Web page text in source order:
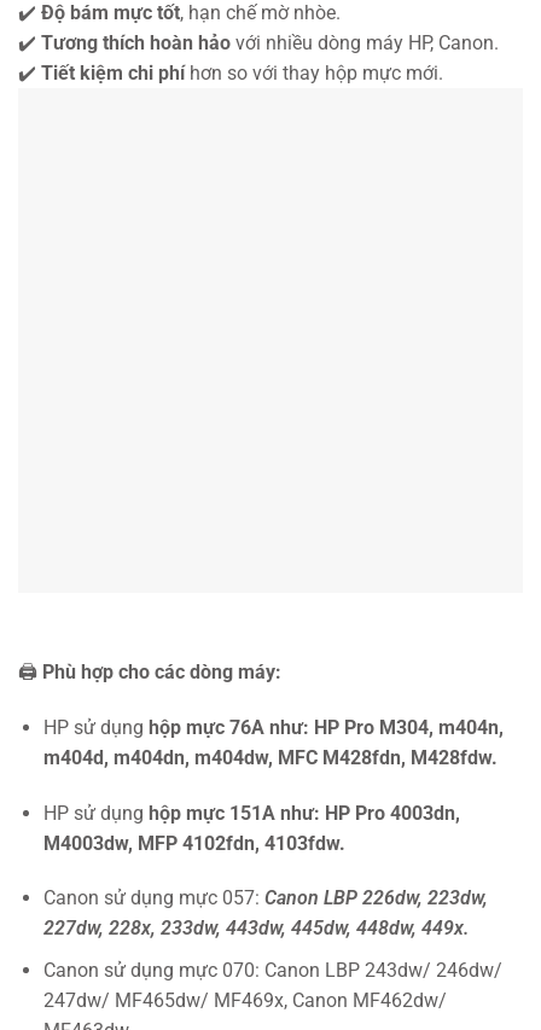
✔️ Độ bám mực tốt, hạn chế mờ nhòe.
✔️ Tương thích hoàn hảo với nhiều dòng máy HP, Canon.
✔️ Tiết kiệm chi phíhơn so với thay hộp mực mới.
🖨️ Phù hợp cho các dòng máy:
HP sử dụng hộp mực 76A như: HP Pro M304, m404n,
m404d, m404dn, m404dw, MFC M428fdn, M428fdw.
HP sử dụng hộp mực 151A như: HP Pro 4003dn,
M4003dw, MFP 4102fdn, 4103fdw.
Canon sử dụng mực 057: Canon LBP 226dw, 223dw,
227dw, 228x, 233dw, 443dw, 445dw, 448dw, 449x.
Canon sử dụng mực 070: Canon LBP 243dw/ 246dw/
247dw/ MF465dw/ MF469x, Canon MF462dw/